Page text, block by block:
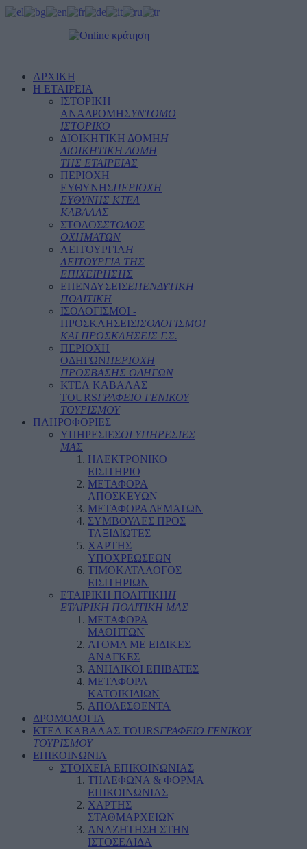
ΑΡΧΙΚΗ
Η ΕΤΑΙΡΕΙΑ
ΙΣΤΟΡΙΚΗ
ΑΝΑΔΡΟΜΗΣΥΝΤΟΜΟ
ΙΣΤΟΡΙΚΟ
ΔΙΟΙΚΗΤΙΚΗ ΔΟΜΗΗ
ΔΙΟΙΚΗΤΙΚΗ ΔΟΜΗ
ΤΗΣ ΕΤΑΙΡΕΙΑΣ
ΠΕΡΙΟΧΗ
ΕΥΘΥΝΗΣΠΕΡΙΟΧΗ
ΕΥΘΥΝΗΣ ΚΤΕΛ
ΚΑΒΑΛΑΣ
ΣΤΟΛΟΣΣΤΟΛΟΣ
ΟΧΗΜΑΤΩΝ
ΛΕΙΤΟΥΡΓΙΑΗ
ΛΕΙΤΟΥΡΓΙΑ ΤΗΣ
ΕΠΙΧΕΙΡΗΣΗΣ
ΕΠΕΝΔΥΣΕΙΣΕΠΕΝΔΥΤΙΚΗ
ΠΟΛΙΤΙΚΗ
ΙΣΟΛΟΓΙΣΜΟΙ -
ΠΡΟΣΚΛΗΣΕΙΣΙΣΟΛΟΓΙΣΜΟΙ
ΚΑΙ ΠΡΟΣΚΛΗΣΕΙΣ Γ.Σ.
ΠΕΡΙΟΧΗ
ΟΔΗΓΩΝΠΕΡΙΟΧΗ
ΠΡΟΣΒΑΣΗΣ ΟΔΗΓΩΝ
ΚΤΕΛ ΚΑΒΑΛΑΣ
TOURSΓΡΑΦΕΙΟ ΓΕΝΙΚΟΥ
ΤΟΥΡΙΣΜΟΥ
ΠΛΗΡΟΦΟΡΙΕΣ
ΥΠΗΡΕΣΙΕΣΟΙ ΥΠΗΡΕΣΙΕΣ
ΜΑΣ
ΗΛΕΚΤΡΟΝΙΚΟ
ΕΙΣΙΤΗΡΙΟ
ΜΕΤΑΦΟΡΑ
ΑΠΟΣΚΕΥΩΝ
ΜΕΤΑΦΟΡΑ ΔΕΜΑΤΩΝ
ΣΥΜΒΟΥΛΕΣ ΠΡΟΣ
ΤΑΞΙΔΙΩΤΕΣ
ΧΑΡΤΗΣ
ΥΠΟΧΡΕΩΣΕΩΝ
ΤΙΜΟΚΑΤΑΛΟΓΟΣ
ΕΙΣΙΤΗΡΙΩΝ
ΕΤΑΙΡΙΚΗ ΠΟΛΙΤΙΚΗΗ
ΕΤΑΙΡΙΚΗ ΠΟΛΙΤΙΚΗ ΜΑΣ
ΜΕΤΑΦΟΡΑ
ΜΑΘΗΤΩΝ
ΑΤΟΜΑ ΜΕ ΕΙΔΙΚΕΣ
ΑΝΑΓΚΕΣ
ΑΝΗΛΙΚΟΙ ΕΠΙΒΑΤΕΣ
ΜΕΤΑΦΟΡΑ
ΚΑΤΟΙΚΙΔΙΩΝ
ΑΠΟΛΕΣΘΕΝΤΑ
ΔΡΟΜΟΛΟΓΙΑ
ΚΤΕΛ ΚΑΒΑΛΑΣ TOURSΓΡΑΦΕΙΟ ΓΕΝΙΚΟΥ
ΤΟΥΡΙΣΜΟΥ
ΕΠΙΚΟΙΝΩΝΙΑ
ΣΤΟΙΧΕΙΑ ΕΠΙΚΟΙΝΩΝΙΑΣ
ΤΗΛΕΦΩΝΑ & ΦΟΡΜΑ
ΕΠΙΚΟΙΝΩΝΙΑΣ
ΧΑΡΤΗΣ
ΣΤΑΘΜΑΡΧΕΙΩΝ
ΑΝΑΖΗΤΗΣΗ ΣΤΗΝ
ΙΣΤΟΣΕΛΙΔΑ